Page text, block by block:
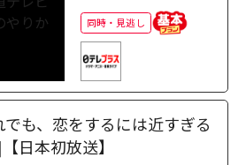
同時・見逃し
も、恋をするには近すぎる
日本初放送】